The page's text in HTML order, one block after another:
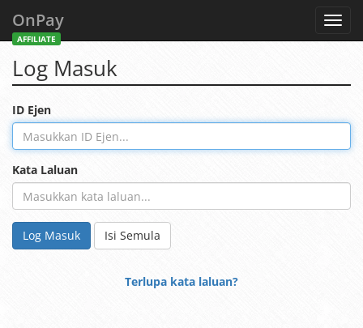
OnPay
AFFILIATE
Log Masuk
ID Ejen
Kata Laluan
Log Masuk Isi Semula
Terlupa kata laluan?